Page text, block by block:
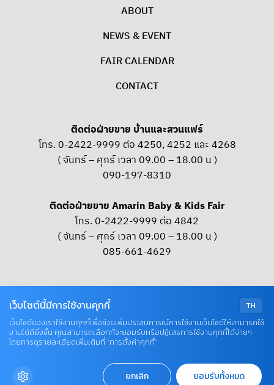
ABOUT
NEWS & EVENT
FAIR CALENDAR
CONTACT
ติดต่อฝ่ายขาย บ้านและสวนแฟร์
โทร. 0-2422-9999 ต่อ 4250, 4252 และ 4268
( จันทร์ – ศุกร์ เวลา 09.00 – 18.00 น )
090-197-8310
ติดต่อฝ่ายขาย Amarin Baby & Kids Fair
โทร. 0-2422-9999 ต่อ 4842
( จันทร์ – ศุกร์ เวลา 09.00 – 18.00 น )
085-661-4629
© COPYRIGHT 2026 AME IMAGINATIVE COMPANY LIMITED
TH
เว็บไซต์นี้มีการใช้งานคุกกี้
เว็บไซต์ของเราใช้งานคุกกี้เพื่อช่วยเพิ่มประสบการณ์การใช้งานเว็บไซต์ให้สามารถใช้
งานได้ดียิ่งขึ้น คุณสามารถเลือกที่จะยอมรับหรือปฏิเสธการใช้งานคุกกี้ได้ง่ายๆ
โดยการดูรายละเอียดเพิ่มเติมที่ “การตั้งค่าคุกกี้”
ยกเลิก ยอมรับทั้งหมด